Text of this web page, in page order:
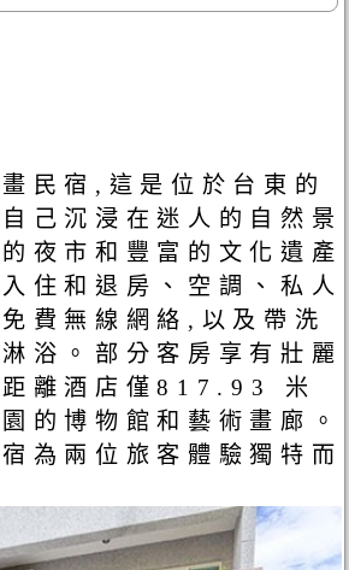
民宿,這是位於台東的
己沉浸在迷人的自然景
夜市和豐富的文化遺產
住和退房、空調、私人
費無線網絡,以及帶洗
浴。部分客房享有壯麗
距離酒店僅817.93 米
的博物館和藝術畫廊。
為兩位旅客體驗獨特而